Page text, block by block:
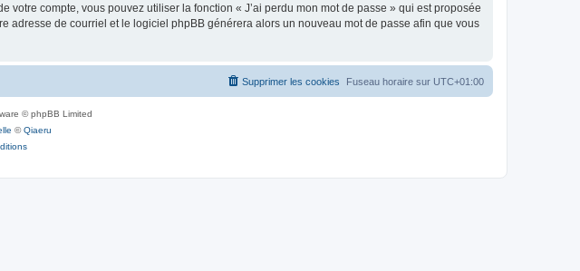
compte, vous pouvez utiliser la fonction « J’ai perdu mon mot de passe » qui est proposée
adresse de courriel et le logiciel phpBB générera alors un nouveau mot de passe afin que vous
Fuseau horaire sur UTC+01:00
Supprimer les cookies
© phpBB Limited
©Qiaeru